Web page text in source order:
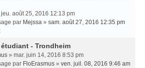
jeu. août 25, 2016 12:13 pm
par Mejssa » sam. août 27, 2016 12:35 pm
- Trondheim
» mar. juin 14, 2016 8:53 pm
par FloErasmus » ven. juil. 08, 2016 9:46 am